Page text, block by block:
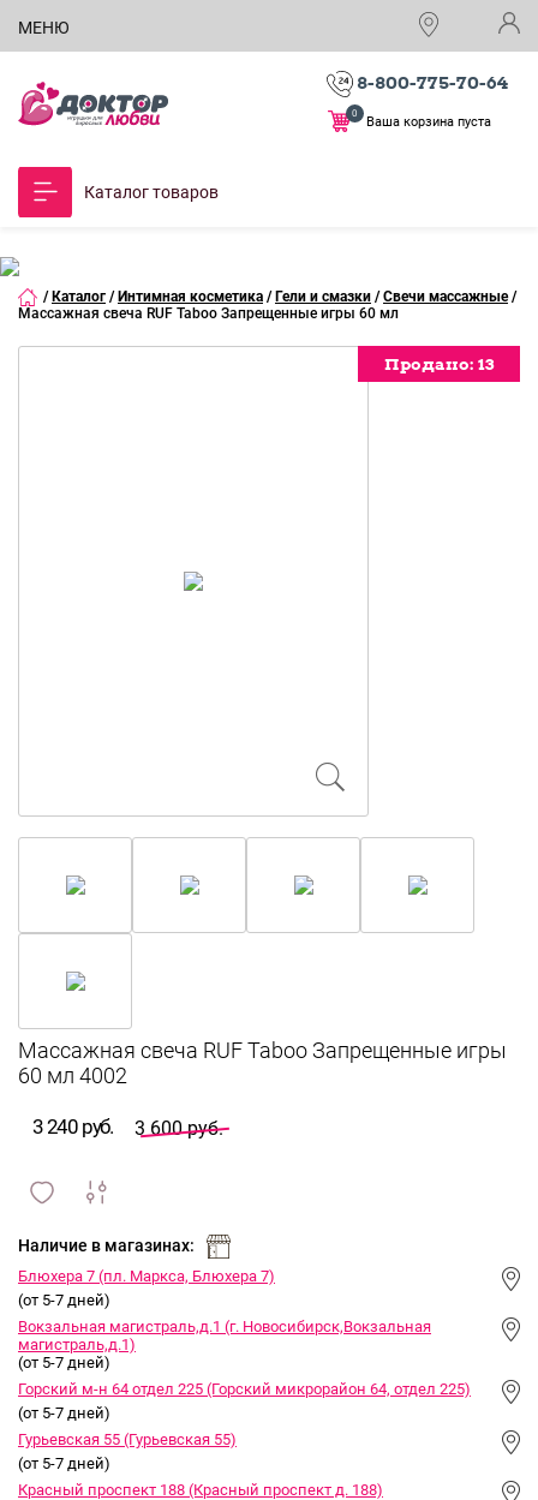
МЕНЮ
8-800-775-70-64
Ваша корзина пуста
0
Каталог товаров
/ Каталог / Интимная косметика / Гели и смазки / Свечи массажные /
Массажная свеча RUF Taboo Запрещенные игры 60 мл
Продано: 13
Продано: 13
Продано: 13
Продано: 13
Продано: 13
3 240 руб. 3 600 руб.
и
Наличие в магазинах:
Блюхера 7 (пл. Маркса, Блюхера 7)
(от 5-7 дней)
Вокзальная магистраль,д.1 (г. Новосибирск,Вокзальная
магистраль,д.1)
(от 5-7 дней)
Горский м-н 64 отдел 225 (Горский микрорайон 64, отдел 225)
(от 5-7 дней)
Гурьевская 55 (Гурьевская 55)
(от 5-7 дней)
Красный проспект 188 (Красный проспект д. 188)